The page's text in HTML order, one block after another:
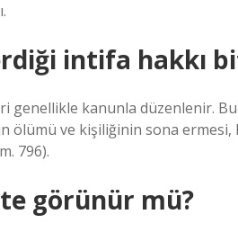
intifa hakkı
genellikle kanunla düzenlenir.
ölümü ve kişiliğinin sona ermesi,
796).
görünür mü?